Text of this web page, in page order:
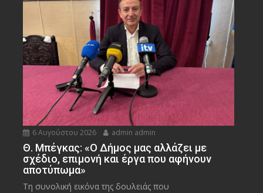
6 Αυγούστου 2026 admin admin
Θ. Μπέγκας: «Ο Δήμος μας αλλάζει με
σχέδιο, επιμονή και έργα που αφήνουν
αποτύπωμα»
Τη συνολική εικόνα της δουλειάς που